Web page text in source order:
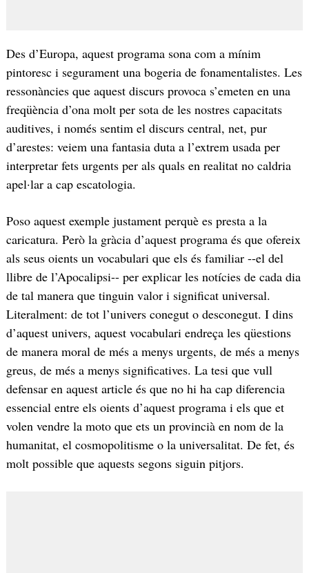
Des d’Europa, aquest programa sona com a mínim
pintoresc i segurament una bogeria de fonamentalistes. Les
ressonàncies que aquest discurs provoca s’emeten en una
freqüència d’ona molt per sota de les nostres capacitats
auditives, i només sentim el discurs central, net, pur
d’arestes: veiem una fantasia duta a l’extrem usada per
interpretar fets urgents per als quals en realitat no caldria
apel·lar a cap escatologia.
Poso aquest exemple justament perquè es presta a la
caricatura. Però la gràcia d’aquest programa és que ofereix
als seus oients un vocabulari que els és familiar --el del
llibre de l’Apocalipsi-- per explicar les notícies de cada dia
de tal manera que tinguin valor i significat universal.
Literalment: de tot l’univers conegut o desconegut. I dins
d’aquest univers, aquest vocabulari endreça les qüestions
de manera moral de més a menys urgents, de més a menys
greus, de més a menys significatives. La tesi que vull
defensar en aquest article és que no hi ha cap diferencia
essencial entre els oients d’aquest programa i els que et
volen vendre la moto que ets un provincià en nom de la
humanitat, el cosmopolitisme o la universalitat. De fet, és
molt possible que aquests segons siguin pitjors.